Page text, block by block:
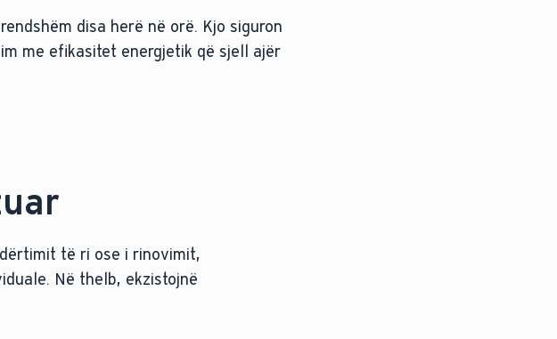
disa herë në orë. Kjo siguron
me efikasitet energjetik që sjell ajër
të ri ose i rinovimit,
Në thelb, ekzistojnë